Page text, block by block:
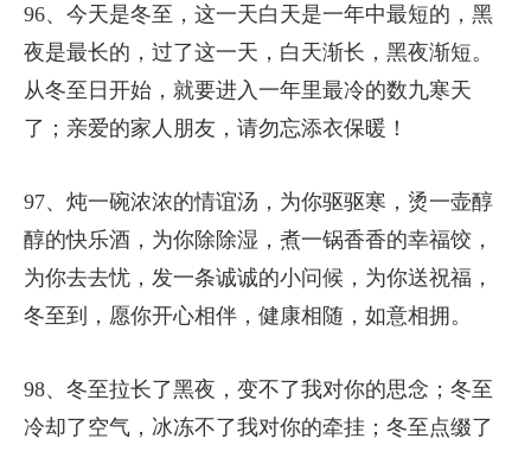
96、今天是冬至，这一天白天是一年中最短的，黑
夜是最长的，过了这一天，白天渐长，黑夜渐短。
从冬至日开始，就要进入一年里最冷的数九寒天
了；亲爱的家人朋友，请勿忘添衣保暖！
97、炖一碗浓浓的情谊汤，为你驱驱寒，烫一壶醇
醇的快乐酒，为你除除湿，煮一锅香香的幸福饺，
为你去去忧，发一条诚诚的小问候，为你送祝福，
冬至到，愿你开心相伴，健康相随，如意相拥。
98、冬至拉长了黑夜，变不了我对你的思念；冬至
冷却了空气，冰冻不了我对你的牵挂；冬至点缀了